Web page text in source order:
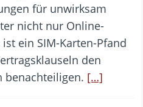
für unwirksam
nicht nur Online-
ein SIM-Karten-Pfand
den
benachteiligen. […]